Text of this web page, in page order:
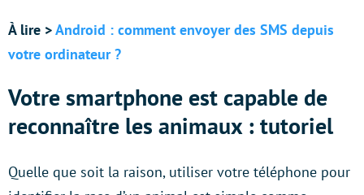
À lire >Android : comment envoyer des SMS depuis
votre ordinateur ?
Votre smartphone est capable de
reconnaître les animaux : tutoriel
Quelle que soit la raison, utiliser votre téléphone pour